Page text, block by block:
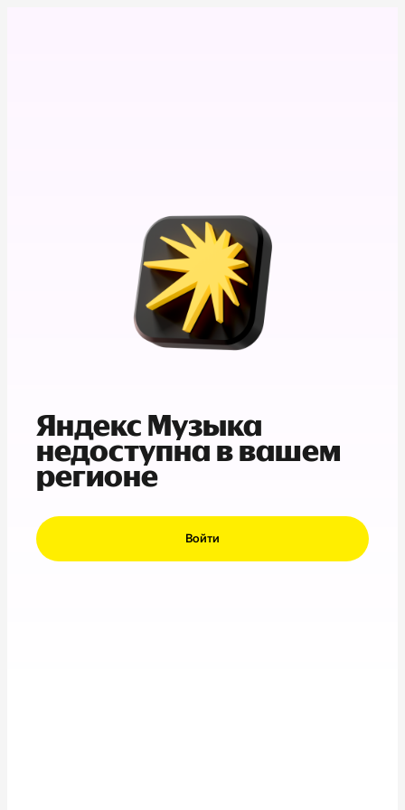
Яндекс Музыка
недоступна в вашем
регионе
Войти